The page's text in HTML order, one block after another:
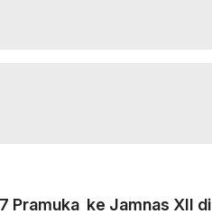
Pramuka ke Jamnas XII di